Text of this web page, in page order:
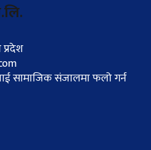
सामाजिक संजालमा फलो गर्न